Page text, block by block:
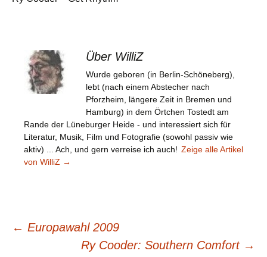
Über WilliZ
Wurde geboren (in Berlin-Schöneberg),
lebt (nach einem Abstecher nach
Pforzheim, längere Zeit in Bremen und
Hamburg) in dem Örtchen Tostedt am
Rande der Lüneburger Heide - und interessiert sich für
Literatur, Musik, Film und Fotografie (sowohl passiv wie
aktiv) ... Ach, und gern verreise ich auch! Zeige alle Artikel
von WilliZ →
Beitragsnavigation
← Europawahl 2009
Ry Cooder: Southern Comfort →